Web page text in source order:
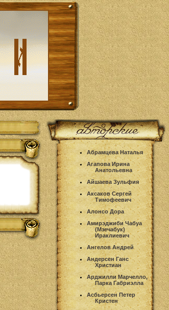
Абрамцева Наталья
Агапова Ирина
Анатольевна
Айшаева Зульфия
Аксаков Сергей
Тимофеевич
Алонсо Дора
Амирэджиби Чабуа
(Мзечабук)
Ираклиевич
Ангелов Андрей
Андерсен Ганс
Христиан
Арджилли Марчелло,
Парка Габриэлла
Асбьерсен Петер
Кристен